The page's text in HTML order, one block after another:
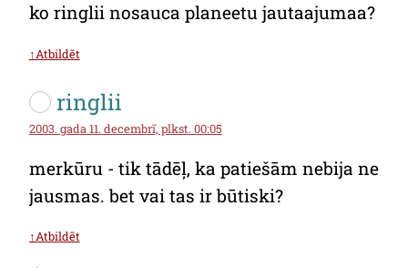
ko ringlii nosauca planeetu jautaajumaa?
↑Atbildēt
ringlii
2003. gada 11. decembrī, plkst. 00:05
merkūru - tik tādēļ, ka patiešām nebija ne
jausmas. bet vai tas ir būtiski?
↑Atbildēt